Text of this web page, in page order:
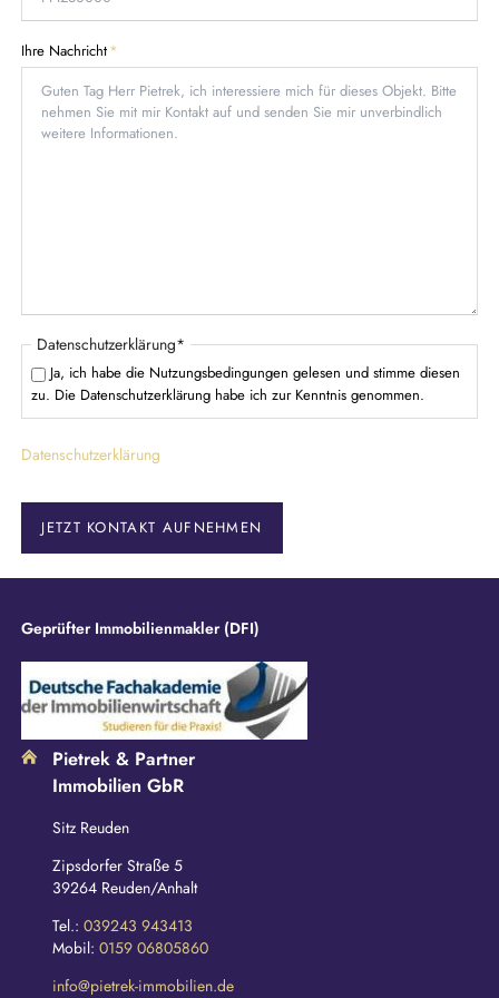
l
d
i
c
h
P
f
Ihre Nachricht*
P
f
l
h
f
e
Datenschutzerklärung*
Ja, ich habe die Nutzungsbedingungen gelesen und stimme diesen
zu. Die Datenschutzerklärung habe ich zur Kenntnis genommen.
Datenschutzerklärung
JETZT KONTAKT AUFNEHMEN
Geprüfter Immobilienmakler (DFI)
Pietrek & Partner
Immobilien GbR
Sitz Reuden
Zipsdorfer Straße 5
39264 Reuden/Anhalt
Tel.: 039243 943413
Mobil: 0159 06805860
info@pietrek-immobilien.de